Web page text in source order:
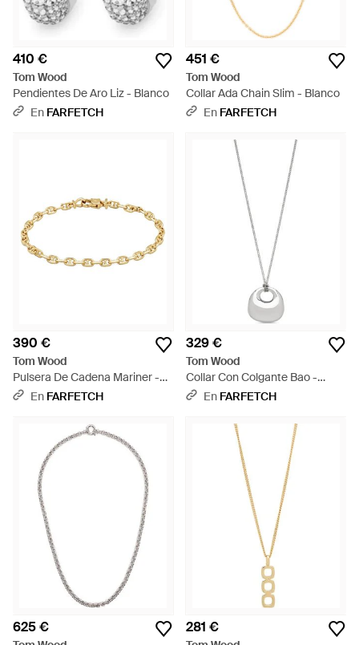
410 €
Tom Wood
Pendientes De Aro Liz - Blanco
En FARFETCH
451 €
Tom Wood
Collar Ada Chain Slim - Blanco
En FARFETCH
390 €
Tom Wood
Pulsera De Cadena Mariner -
Metálico
En FARFETCH
329 €
Tom Wood
Collar Con Colgante Bao -
Blanco
En FARFETCH
625 € 281 €